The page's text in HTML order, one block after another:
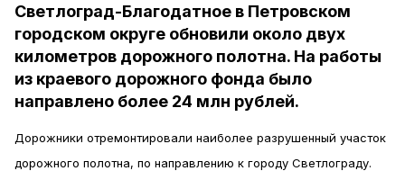
Светлоград-Благодатное в Петровском
городском округе обновили около двух
километров дорожного полотна. На работы
из краевого дорожного фонда было
направлено более 24 млн рублей.
Дорожники отремонтировали наиболее разрушенный участок
дорожного полотна, по направлению к городу Светлограду.